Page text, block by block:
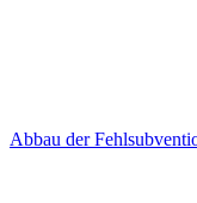
Abbau der